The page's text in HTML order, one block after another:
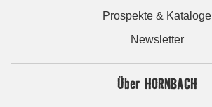
Prospekte & Kataloge
Newsletter
Über HORNBACH